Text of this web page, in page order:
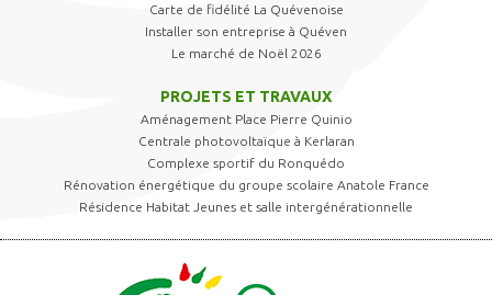
Carte de fidélité La Quévenoise
Installer son entreprise à Quéven
Le marché de Noël 2026
PROJETS ET TRAVAUX
Aménagement Place Pierre Quinio
Centrale photovoltaïque à Kerlaran
Complexe sportif du Ronquédo
Rénovation énergétique du groupe scolaire Anatole France
Résidence Habitat Jeunes et salle intergénérationnelle